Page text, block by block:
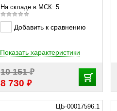
На складе в МСК: 5
Добавить к сравнению
10 151₽
8 730₽
Показать характеристики
ЦБ-00017596.1